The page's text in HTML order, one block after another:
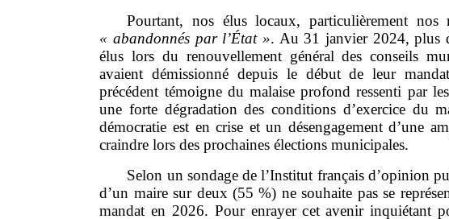
Pourtant, nos élus locaux, particulièrement nos
« abandonnés par l’État ». Au 31 janvier 2024, plus
élus lors du renouvellement général des conseils
avaient démissionné depuis le début de leur
précédent témoigne du malaise profond ressenti par
une forte dégradation des conditions d’exercice du
démocratie est en crise et un désengagement d’une
craindre lors des prochaines élections municipales.
Selon un sondage de l’Institut français d’opinion
d’un maire sur deux (55 %) ne souhaite pas se
mandat en 2026. Pour enrayer cet avenir inquiétant